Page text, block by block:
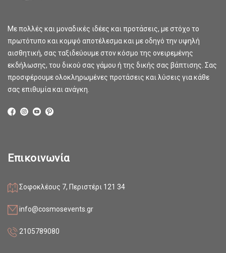
Με πολλές και μοναδικές ιδέες και προτάσεις, με στόχο το
πρωτότυπο και κομψό αποτέλεσμα και με οδηγό την υψηλή
αισθητική, σας ταξιδεύουμε στον κόσμο της ονειρεμένης
εκδήλωσης, του δικού σας γάμου ή της δικής σας βάπτισης. Σας
προσφέρουμε ολοκληρωμένες προτάσεις και λύσεις για κάθε
σας επιθυμία και ανάγκη.
Επικοινωνία
Σοφοκλέους 7, Περιστέρι 121 34
info@cosmosevents.gr
2105789080